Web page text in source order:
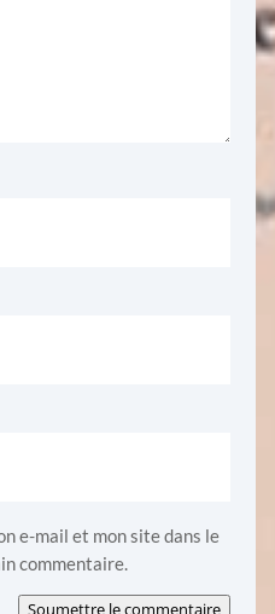
e-mail et mon site dans le
commentaire.